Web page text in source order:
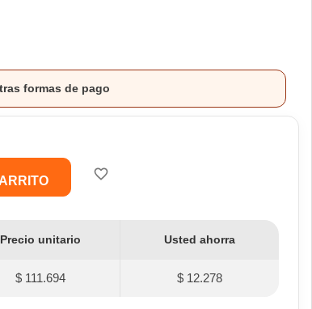
formas de pago
favorite_border
Precio unitario Usted ahorra
$ 111.694 $ 12.278